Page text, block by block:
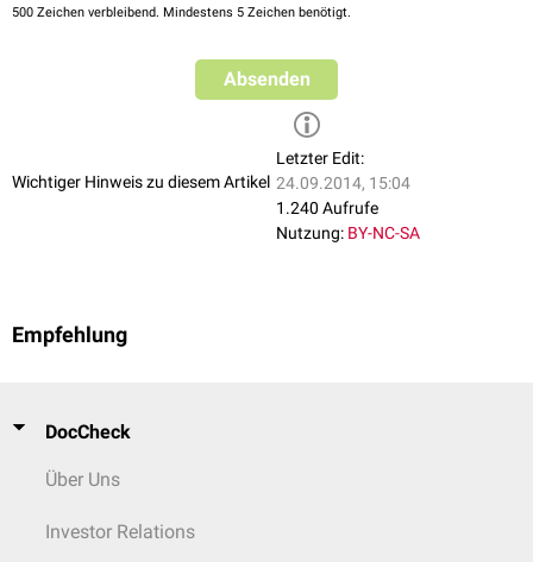
500 Zeichen verbleibend. Mindestens 5 Zeichen benötigt.
Absenden
Wichtiger Hinweis zu diesem Artikel
Letzter Edit:
24.09.2014, 15:04
1.240 Aufrufe
Nutzung: BY-NC-SA
Empfehlung
DocCheck
Über Uns
Investor Relations